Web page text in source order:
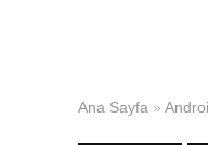
Ana Sayfa »